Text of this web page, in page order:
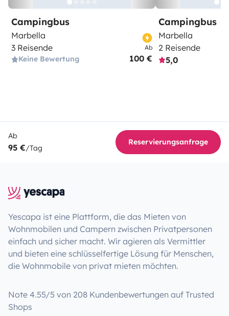
Campingbus
Marbella
3 Reisende
Keine Bewertung
Ab
100 €
Campingbus
Marbella
2 Reisende
5,0
Ab
95 €/Tag
Reservierungsanfrage
Yescapa ist eine Plattform, die das Mieten von
Wohnmobilen und Campern zwischen Privatpersonen
einfach und sicher macht. Wir agieren als Vermittler
und bieten eine schlüsselfertige Lösung für Menschen,
die Wohnmobile von privat mieten möchten.
Note 4.55/5 von 208 Kundenbewertungen auf Trusted
Shops